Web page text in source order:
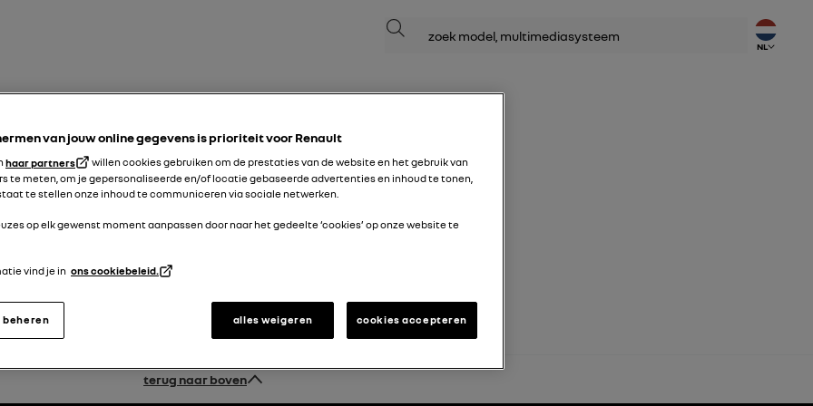
Zoeken
NL
terug naar boven
van jouw online gegevens is prioriteit voor Renault
haar partners
willen cookies gebruiken om de prestaties van de website en het gebruik van
te meten, om je gepersonaliseerde en/of locatie gebaseerde advertenties en inhoud te tonen,
te stellen onze inhoud te communiceren via sociale netwerken.
op elk gewenst moment aanpassen door naar het gedeelte ‘cookies’ op onze website te
vind je in ons cookiebeleid.
alles weigeren cookies accepteren
beheren